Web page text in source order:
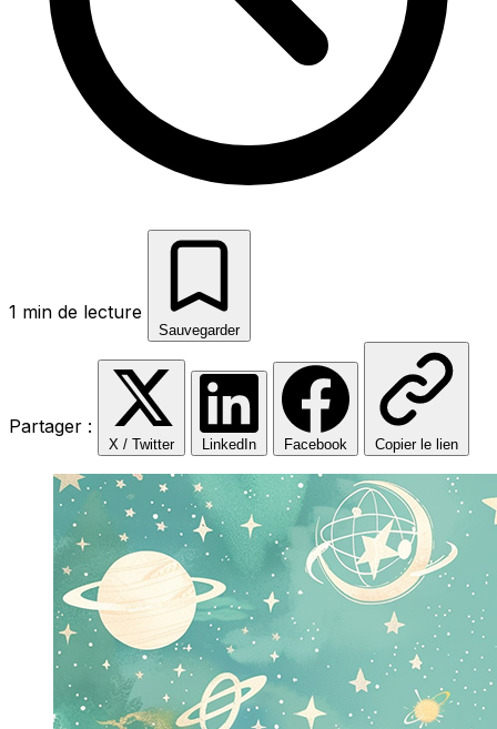
1 min de lecture
Sauvegarder
Partager :
X / Twitter LinkedIn Facebook Copier le lien